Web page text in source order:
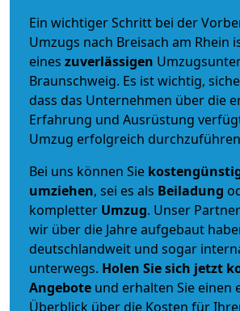
Ein wichtiger Schritt bei der
Umzugs nach Breisach am Rhein
eines zuverlässigen
Braunschweig. Es ist wichtig,
dass das Unternehmen über die
Erfahrung und Ausrüstung
Umzug erfolgreich
Bei uns können Sie
umziehen, sei es als Beiladung
kompletter Umzug. Unser
wir über die Jahre aufgebaut
deutschlandweit und sogar
unterwegs. Holen Sie sich jetzt
Angebote und erhalten Sie einen
Überblick über die Kosten für